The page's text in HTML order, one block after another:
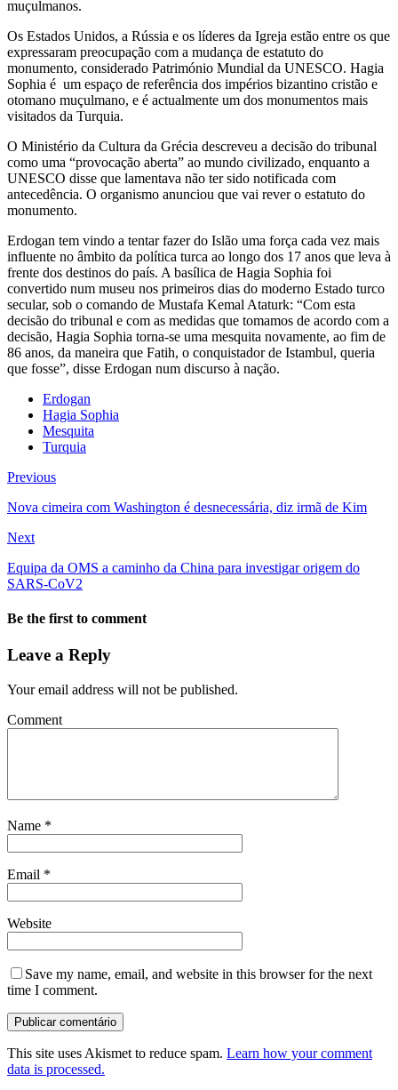
muçulmanos.
Os Estados Unidos, a Rússia e os líderes da Igreja estão entre os que
expressaram preocupação com a mudança de estatuto do
monumento, considerado Património Mundial da UNESCO. Hagia
Sophia é um espaço de referência dos impérios bizantino cristão e
otomano muçulmano, e é actualmente um dos monumentos mais
visitados da Turquia.
O Ministério da Cultura da Grécia descreveu a decisão do tribunal
como uma “provocação aberta” ao mundo civilizado, enquanto a
UNESCO disse que lamentava não ter sido notificada com
antecedência. O organismo anunciou que vai rever o estatuto do
monumento.
Erdogan tem vindo a tentar fazer do Islão uma força cada vez mais
influente no âmbito da política turca ao longo dos 17 anos que leva à
frente dos destinos do país. A basílica de Hagia Sophia foi
convertido num museu nos primeiros dias do moderno Estado turco
secular, sob o comando de Mustafa Kemal Ataturk: “Com esta
decisão do tribunal e com as medidas que tomamos de acordo com a
decisão, Hagia Sophia torna-se uma mesquita novamente, ao fim de
86 anos, da maneira que Fatih, o conquistador de Istambul, queria
que fosse”, disse Erdogan num discurso à nação.
Erdogan
Hagia Sophia
Mesquita
Turquia
Previous
Nova cimeira com Washington é desnecessária, diz irmã de Kim
Next
Equipa da OMS a caminho da China para investigar origem do
SARS-CoV2
Be the first to comment
Leave a Reply
Your email address will not be published.
Comment
Name *
Email *
Website
Save my name, email, and website in this browser for the next
time I comment.
This site uses Akismet to reduce spam. Learn how your comment
data is processed.